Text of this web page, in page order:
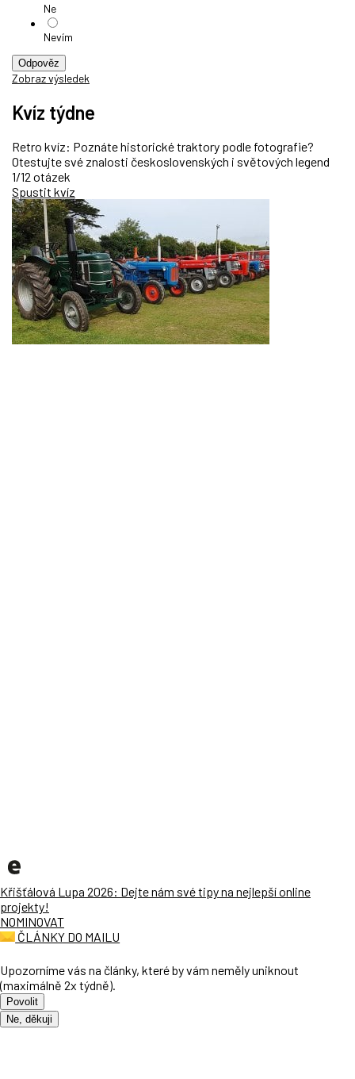
Ne
Nevím
Odpověz
Zobraz výsledek
Kvíz týdne
Retro kvíz: Poznáte historické traktory podle fotografie?
Otestujte své znalosti československých i světových legend
1/12 otázek
Spustit kvíz
Křišťálová Lupa 2026: Dejte nám své tipy na nejlepší online
projekty!
NOMINOVAT
ČLÁNKY DO MAILU
Upozorníme vás na články, které by vám neměly uniknout
(maximálně 2x týdně).
Povolit
Ne, děkuji